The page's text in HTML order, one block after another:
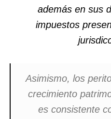
además en sus
impuestos
Asimismo, los
crecimiento
es consistente